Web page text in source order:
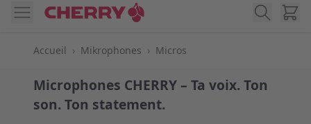
Cart
Accueil › Mikrophones › Micros
Microphones CHERRY – Ta voix. Ton
son. Ton statement.